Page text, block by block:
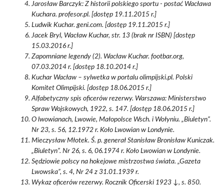
Jarosław Barczyk: Z historii polskiego sportu - postać Wacława
Kuchara. profesor.pl. [dostęp 19.11.2015 r.]
Ludwik Kuchar. geni.com. [dostęp 19.11.2015 r.]
Jacek Bryl, Wacław Kuchar, str. 13 (brak nr ISBN) [dostęp
15.03.2016 r.]
Zapomniane legendy (2). Wacław Kuchar. footbar.org,
07.03.2014 r. [dostęp 18.10.2014 r.]
Kuchar Wacław – sylwetka w portalu olimpijski.pl. Polski
Komitet Olimpijski. [dostęp 18.06.2015 r.]
Alfabetyczny spis oficerów rezerwy. Warszawa: Ministerstwo
Spraw Wojskowych, 1922, s. 147. [dostęp 18.06.2015 r.]
O lwowianach, Lwowie, Małopolsce Wsch. i Wołyniu. „Biuletyn”.
Nr 23, s. 56, 12.1972 r. Koło Lwowian w Londynie.
Mieczysław Młotek. Ś. p. generał Stanisław Bronisław Kuniczak.
„Biuletyn”. Nr 26, s. 6, 06.1974 r. Koło Lwowian w Londynie.
Sędziowie polscy na hokejowe mistrzostwa świata. „Gazeta
Lwowska”, s. 4, Nr 24 z 31.01.1939 r.
Wykaz oficerów rezerwy. Rocznik Oficerski 1923 ↓, s. 850.